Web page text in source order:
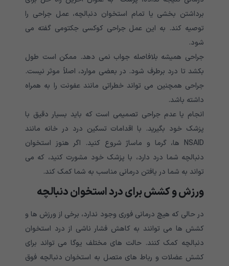
برداشتن بخشی یا تمام استخوان دنبالچه، عمل جراحی را
توصیه کند. به این عمل جراحی کوکسی جکتومی گفته می
شود.
جراحی همیشه بلافاصله جواب نمی دهد. ممکن است طول
بکشد تا درد برطرف شود. در بعضی موارد، اصلاً موثر نیست.
جراحی همچنین می تواند خطراتی مانند عفونت را به همراه
داشته باشد.
انجام یا عدم جراحی تصمیمی است که باید بسیار دقیق با
پزشک خود بگیرید. با اقدامات تسکین درد در خانه مانند
NSAID ها، گرما و ماساژ شروع کنید. اگر هنوز استخوان
دنبالچه شما درد دارد، با پزشک خود مشورت کنید، که می
تواند به شما در یافتن درمانی مناسب به شما کمک کند.
ورزش و کشش برای درد استخوان دنبالچه
در حالی که هیچ درمانی فوری وجود ندارد، برخی از ورزش ها و
کشش ها می توانند به کاهش فشار ناشی از درد استخوان
دنبالچه کمک کنند. حالت های مختلف یوگا می تواند برای
کشش عضلات و رباط های متصل به استخوان دنبالچه فوق